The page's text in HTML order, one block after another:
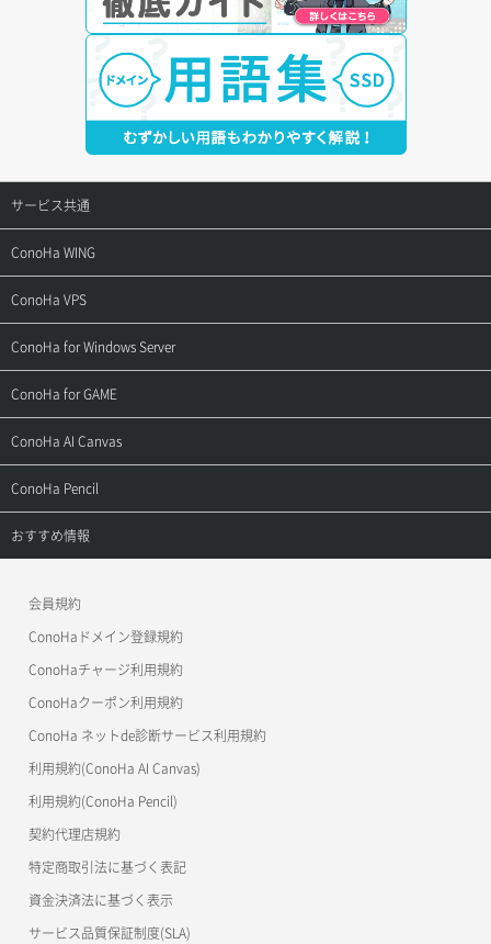
サービス共通
サポートトップ
ご契約・お支払い
用語集
お問い合わせ
ConoHa WING
サポートトップ
ご利用ガイド
お乗り換えガイド
よくある質問
ConoHa VPS
サポートトップ
ご利用ガイド
APIドキュメントVPS2.0
APIドキュメントVPS3.0
ConoHa for Windows Server
サポートトップ
ご利用ガイド
APIドキュメントVPS2.0
APIドキュメントVPS3.0
ConoHa for GAME
サポートトップ
ご利用ガイド
ConoHa AI Canvas
サポートトップ
ご利用ガイド
ConoHa Pencil
サポートトップ
おすすめ情報
美雲このは徹底ガイド
会員規約
ConoHaドメイン登録規約
ConoHaチャージ利用規約
ConoHaクーポン利用規約
ConoHa ネットde診断サービス利用規約
利用規約(ConoHa AI Canvas)
利用規約(ConoHa Pencil)
契約代理店規約
特定商取引法に基づく表記
資金決済法に基づく表示
サービス品質保証制度(SLA)